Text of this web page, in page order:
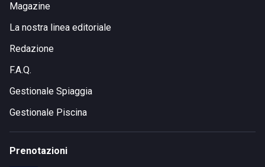
Magazine
La nostra linea editoriale
Redazione
F.A.Q.
Gestionale Spiaggia
Gestionale Piscina
Prenotazioni